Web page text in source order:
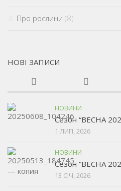
Про рослини (8)
НОВІ ЗАПИСИ
НОВИНИ
Сезон “ВЕСНА
1 ЛИП, 2026
НОВИНИ
Сезон “ВЕСНА
13 СІЧ, 2026